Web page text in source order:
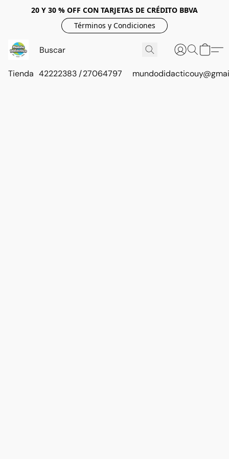
20 Y 30 % OFF CON TARJETAS DE CRÉDITO BBVA
Términos y Condiciones
Tienda 42222383 / 27064797